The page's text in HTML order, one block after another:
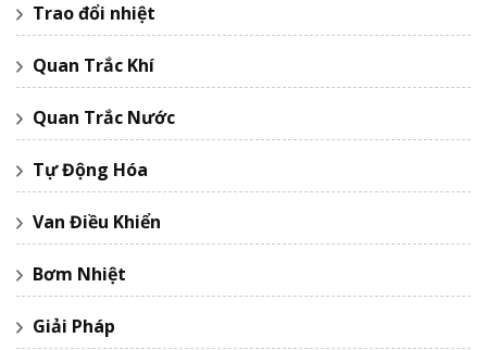
Trao đổi nhiệt
Quan Trắc Khí
Quan Trắc Nước
Tự Động Hóa
Van Điều Khiển
Bơm Nhiệt
Giải Pháp